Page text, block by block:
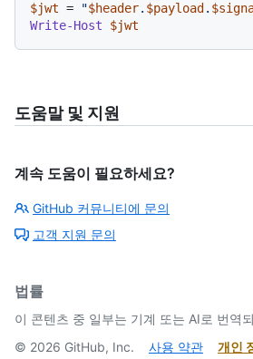
$jwt = "$header. $payload .
Write-Host
$jwt
도움말 및 지원
계속 도움이 필요하세요?
GitHub 커뮤니티에 문의
고객 지원 문의
법률
이 콘텐츠 중 일부는 기계 또는 AI로 번역
© 2026 GitHub, Inc. 사용 약관 개인